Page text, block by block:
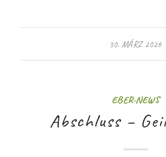
30. MÄRZ 2026
EBER-NEWS
Abschluss –